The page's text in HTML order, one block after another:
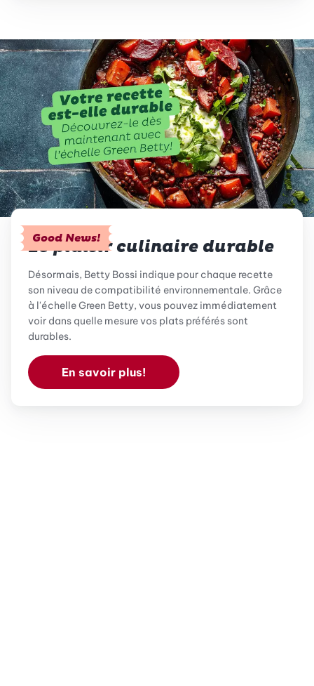
Good News!
Le plaisir culinaire durable
Désormais, Betty Bossi indique pour chaque recette
son niveau de compatibilité environnementale. Grâce
à l'échelle Green Betty, vous pouvez immédiatement
voir dans quelle mesure vos plats préférés sont
durables.
En savoir plus!